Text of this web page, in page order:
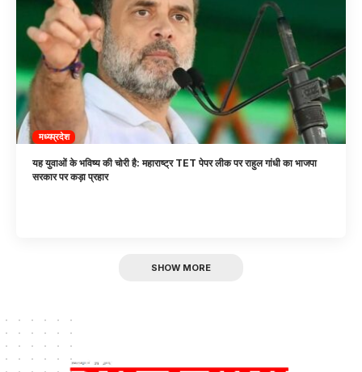
मध्यप्रदेश
यह युवाओं के भविष्य की चोरी है: महाराष्ट्र TET पेपर लीक पर राहुल गांधी का भाजपा
सरकार पर कड़ा प्रहार
SHOW MORE